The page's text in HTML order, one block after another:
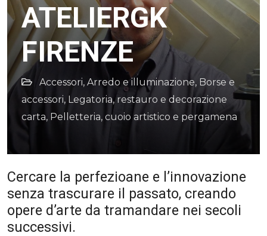
ATELIERGK
FIRENZE
Accessori, Arredo e illuminazione, Borse e
accessori, Legatoria, restauro e decorazione
carta, Pelletteria, cuoio artistico e pergamena
Cercare la perfezioane e l’innovazione
senza trascurare il passato, creando
opere d’arte da tramandare nei secoli
successivi.